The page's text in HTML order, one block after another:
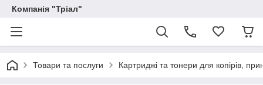
Компанія "Тріал"
Товари та послуги Картриджі та тонери для копірів,